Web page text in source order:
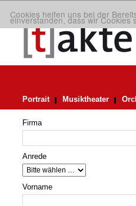
Cookies helfen uns bei der
einverstanden, dass wir Cookies
Portrait Musiktheater
Firma
Anrede
Vorname